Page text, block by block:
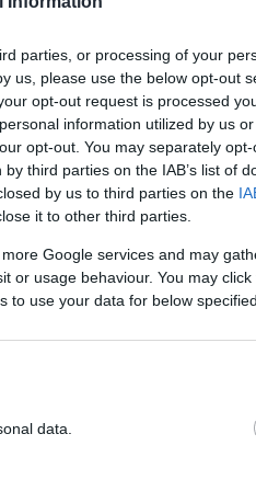
parties, or processing of your
us, please use the below opt-out
opt-out request is processed
information utilized by us
opt-out. You may separately
third parties on the IAB’s list of
by us to third parties on the
it to other third parties.
Google services and may
or usage behaviour. You may
to use your data for below
data.
Για τον σκοπό
τις διατροφικές
τις απαντήσεις τους,
σακχάρων και
ενδείξεις
στοιχεία με τις
πιθανότητες να
ζάχαρης φάνηκε να
όλοι οι τύποι
αυξημένες πιθανότητες
ανοίγει νέα ερωτήματα
ψυχικής υγείας είναι